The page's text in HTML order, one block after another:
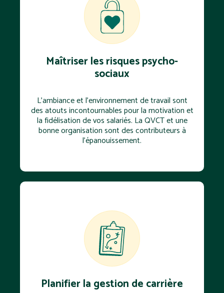
Maîtriser les risques psycho-
sociaux
L’ambiance et l'environnement de travail sont
des atouts incontournables pour la motivation et
la fidélisation de vos salariés. La QVCT et une
bonne organisation sont des contributeurs à
l'épanouissement.
Planifier la gestion de carrière